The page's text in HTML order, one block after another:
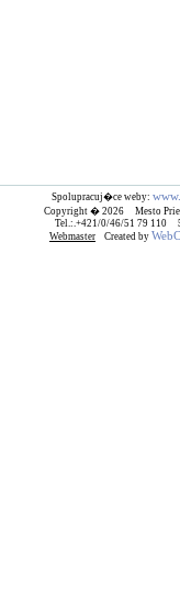
Spolupracuj�ce weby:
Copyright � 2026 Mesto
Tel.:.+421/0/46/51 79 110
Webmaster Created by